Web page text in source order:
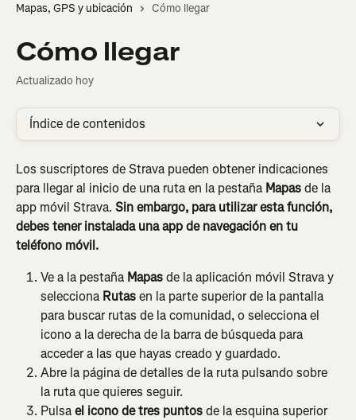
Mapas, GPS y ubicación
Cómo llegar
Cómo llegar
Actualizado hoy
Índice de contenidos
Los suscriptores de Strava pueden obtener indicaciones
para llegar al inicio de una ruta en la pestaña Mapas de la
app móvil Strava. Sin embargo, para utilizar esta función,
debes tener instalada una app de navegación en tu
teléfono móvil.
Ve a la pestaña Mapas de la aplicación móvil Strava y
selecciona Rutas en la parte superior de la pantalla
para buscar rutas de la comunidad, o selecciona el
icono a la derecha de la barra de búsqueda para
acceder a las que hayas creado y guardado.
Abre la página de detalles de la ruta pulsando sobre
la ruta que quieres seguir.
Pulsa el icono de tres puntos de la esquina superior